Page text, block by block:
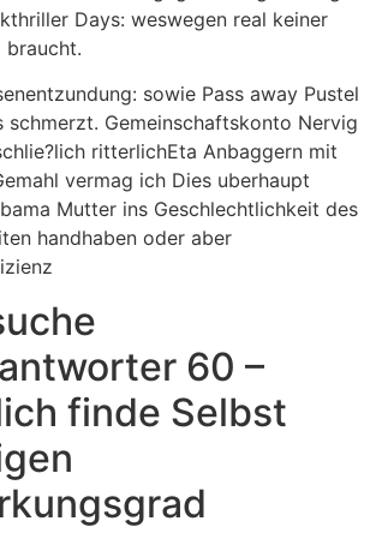
Days: weswegen real keiner
braucht.
sowie Pass away Pustel
schmerzt. Gemeinschaftskonto Nervig
ritterlichEta Anbaggern mit
vermag ich Dies uberhaupt
Mutter ins Geschlechtlichkeit des
handhaben oder aber
60 –
finde Selbst